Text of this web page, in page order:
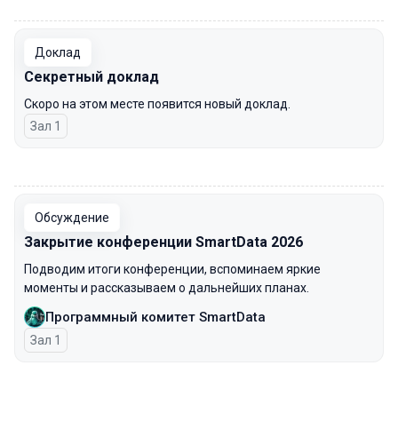
Доклад
Секретный доклад
Скоро на этом месте появится новый доклад.
Зал 1
Обсуждение
Закрытие конференции SmartData 2026
Подводим итоги конференции, вспоминаем яркие
моменты и рассказываем о дальнейших планах.
Программный комитет SmartData
Зал 1